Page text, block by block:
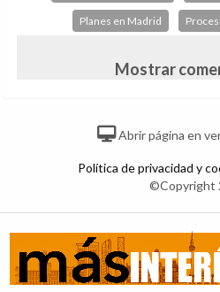
Planes en Madrid
Mostrar
Abrir página en
Política de privacidad y
©Copyright